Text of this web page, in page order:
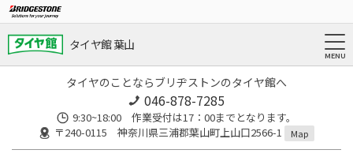
タイヤ館 葉山
タイヤのことならブリヂストンのタイヤ館へ
046-878-7285
9:30~18:00 作業受付は17：00までとなります。
〒240-0115 神奈川県三浦郡葉山町上山口2566-1
Map